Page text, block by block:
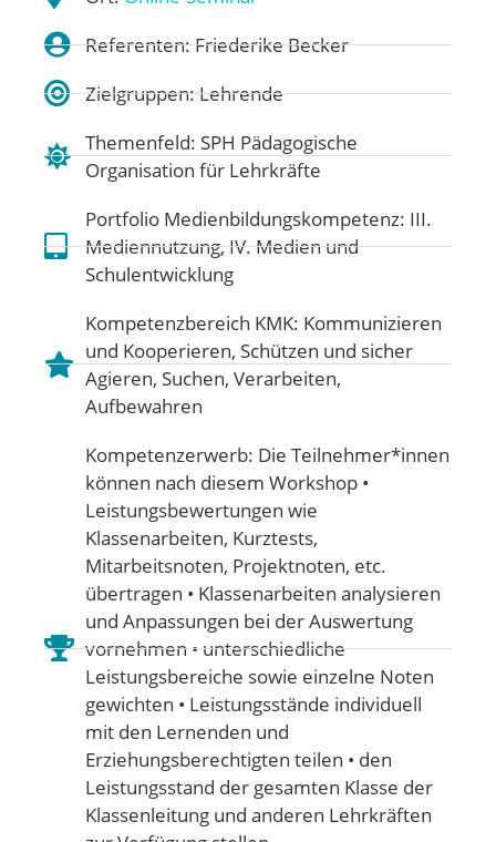
Referenten: Friederike Becker
Zielgruppen: Lehrende
Themenfeld: SPH Pädagogische
Organisation für Lehrkräfte
Portfolio Medienbildungskompetenz: III.
Mediennutzung,IV. Medien und
Schulentwicklung
Kompetenzbereich KMK: Kommunizieren
und Kooperieren, Schützen und sicher
Agieren, Suchen, Verarbeiten,
Aufbewahren
Kompetenzerwerb: Die Teilnehmer*innen
können nach diesem Workshop •
Leistungsbewertungen wie
Klassenarbeiten, Kurztests,
Mitarbeitsnoten, Projektnoten, etc.
übertragen • Klassenarbeiten analysieren
und Anpassungen bei der Auswertung
vornehmen • unterschiedliche
Leistungsbereiche sowie einzelne Noten
gewichten • Leistungsstände individuell
mit den Lernenden und
Erziehungsberechtigten teilen • den
Leistungsstand der gesamten Klasse der
Klassenleitung und anderen Lehrkräften